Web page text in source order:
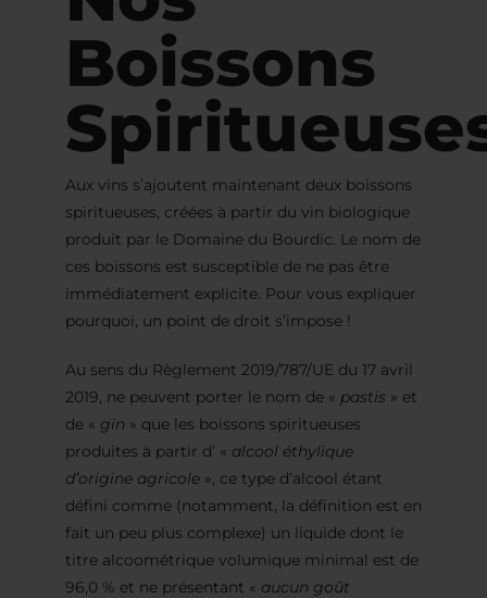
Boissons
Aux vins s’ajoutent maintenant deux boissons
spiritueuses, créées à partir du vin biologique
produit par le Domaine du Bourdic. Le nom de
ces boissons est susceptible de ne pas être
immédiatement explicite. Pour vous expliquer
pourquoi, un point de droit s’impose !
Au sens du Règlement 2019/787/UE du 17 avril
2019, ne peuvent porter le nom de « pastis » et
de « gin » que les boissons spiritueuses
produites à partir d’ « alcool éthylique
d’origine agricole », ce type d’alcool étant
défini comme (notamment, la définition est en
fait un peu plus complexe) un liquide dont le
titre alcoométrique volumique minimal est de
96,0 % et ne présentant « aucun goût